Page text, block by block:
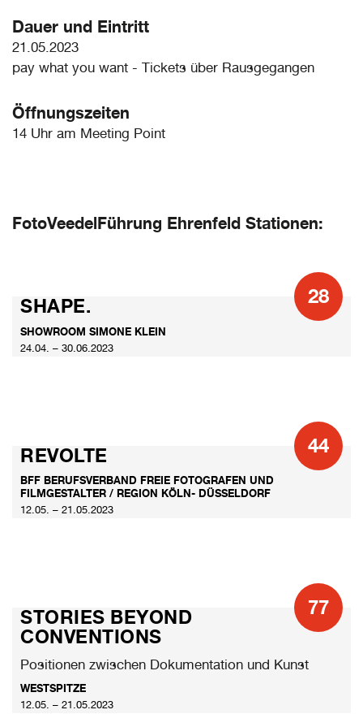
Dauer und Eintritt
21.05.2023
pay what you want - Tickets über Rausgegangen
Öffnungszeiten
14 Uhr am Meeting Point
FotoVeedelFührung Ehrenfeld Stationen:
28
SHAPE.
SHOWROOM SIMONE KLEIN
24.04. – 30.06.2023
44
REVOLTE
BFF BERUFSVERBAND FREIE FOTOGRAFEN UND
FILMGESTALTER / REGION KÖLN- DÜSSELDORF
12.05. – 21.05.2023
77
STORIES BEYOND
CONVENTIONS
Positionen zwischen Dokumentation und Kunst
WESTSPITZE
12.05. – 21.05.2023